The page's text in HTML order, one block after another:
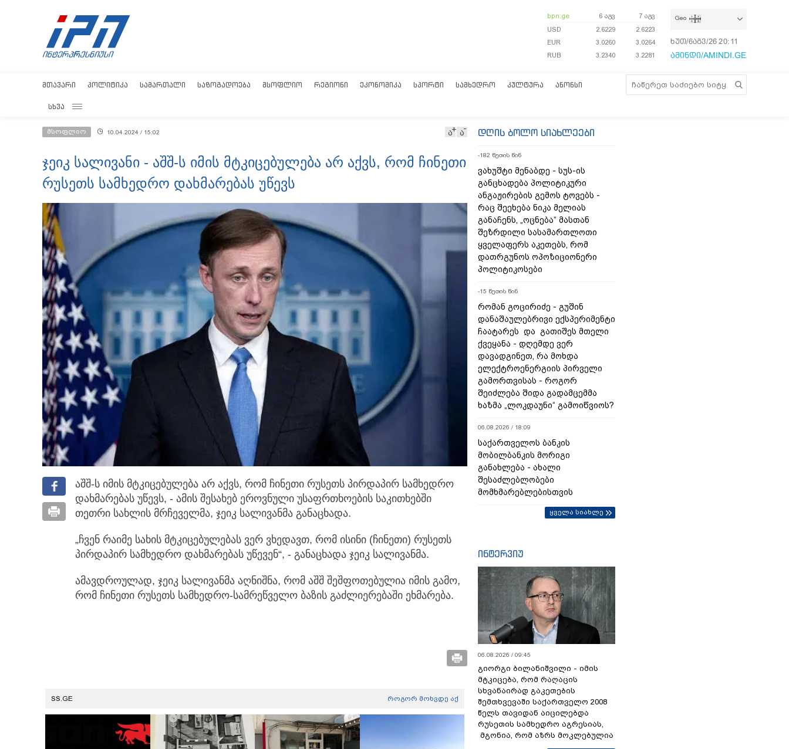
bpn.ge 6 აგვ
7 აგვ
USD
2.6229
2.6223
EUR
3.0260
3.0264
RUB
3.2340 3.2281
Geo
ხუთ/6აგვ/26 20:11:57
ამინდი/AMINDI.GE
ᲛᲗᲐᲕᲐᲠᲘ ᲞᲝᲚᲘᲢᲘᲙᲐ ᲡᲐᲛᲐᲠᲗᲐᲚᲘ ᲡᲐᲖᲝᲒᲐᲓᲝᲔᲑᲐ ᲛᲡᲝᲤᲚᲘᲝ ᲠᲔᲒᲘᲝᲜᲘ ᲔᲙᲝᲜᲝᲛᲘᲙᲐ ᲡᲞᲝᲠᲢᲘ ᲡᲐᲛᲮᲔᲓᲠᲝ ᲙᲣᲚᲢᲣᲠᲐ ᲐᲜᲝᲜᲡᲘ
ᲡᲮᲕᲐ
მსოფლიო 10.04.2024 / 15:02 ა ა
ჯეიკ სალივანი - აშშ-ს იმის მტკიცებულება არ აქვს, რომ ჩინეთი
რუსეთს სამხედრო დახმარებას უწევს
აშშ-ს იმის მტკიცებულება არ აქვს, რომ ჩინეთი რუსეთს პირდაპირ სამხედრო
დახმარებას უწევს, - ამის შესახებ ეროვნული უსაფრთხოების საკითხებში
თეთრი სახლის მრჩეველმა, ჯეიკ სალივანმა განაცხადა.
„ჩვენ რაიმე სახის მტკიცებულებას ვერ ვხედავთ, რომ ისინი (ჩინეთი) რუსეთს
პირდაპირ სამხედრო დახმარებას უწევენ“, - განაცხადა ჯეიკ სალივანმა.
ამავდროულად, ჯეიკ სალივანმა აღნიშნა, რომ აშშ შეშფოთებულია იმის გამო,
რომ ჩინეთი რუსეთს სამხედრო-სამრეწველო ბაზის გაძლიერებაში ეხმარება.
SS.GE როგორ მოხვდე აქ
დღის ბოლო სიახლეები
-182 წუთის წინ
ვახუშტი მენაბდე - სუს-ის
განცხადება პოლიტიკური
ანგაჟირების გემოს ტოვებს -
რაც შეეხება ნიკა მელიას
განაჩენს, „ოცნება“ მასთან
შეზრდილი სასამართლოთი
ყველაფერს აკეთებს, რომ
დათრგუნოს ოპოზიციონერი
პოლიტიკოსები
-15 წუთის წინ
რომან გოცირიძე - გუშინ
დანაშაულებრივი ექსპერიმენტი
ჩაატარეს და გათიშეს მთელი
ქვეყანა - დღემდე ვერ
დავადგინეთ, რა მოხდა
ელექტროენერგიის პირველი
გამორთვისას - როგორ
შეიძლება შიდა გადამცემმა
ხაზმა „ლოკდაუნი“ გამოიწვიოს?
06.08.2026 / 18:09
საქართველოს ბანკის
მობილბანკის მორიგი
განახლება - ახალი
შესაძლებლობები
მომხმარებლებისთვის
ყველა სიახლე
ინტერვიუ
06.08.2026 / 09:45
გიორგი ბილანიშვილი - იმის
მტკიცება, რომ რაღაცის
სხვანაირად გაკეთების
შემთხვევაში საქართველო 2008
წელს თავიდან აიცილებდა
რუსეთის სამხედრო აგრესიას,
მგონია, რომ აზრს მოკლებულია